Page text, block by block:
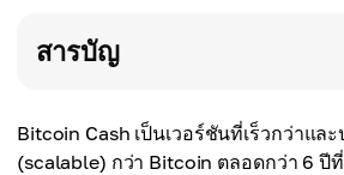
สารบัญ
Bitcoin Cash เป็นเวอร์ชันที่เร็วกว่าแล
(scalable) กว่า Bitcoin ตลอดกว่า 6